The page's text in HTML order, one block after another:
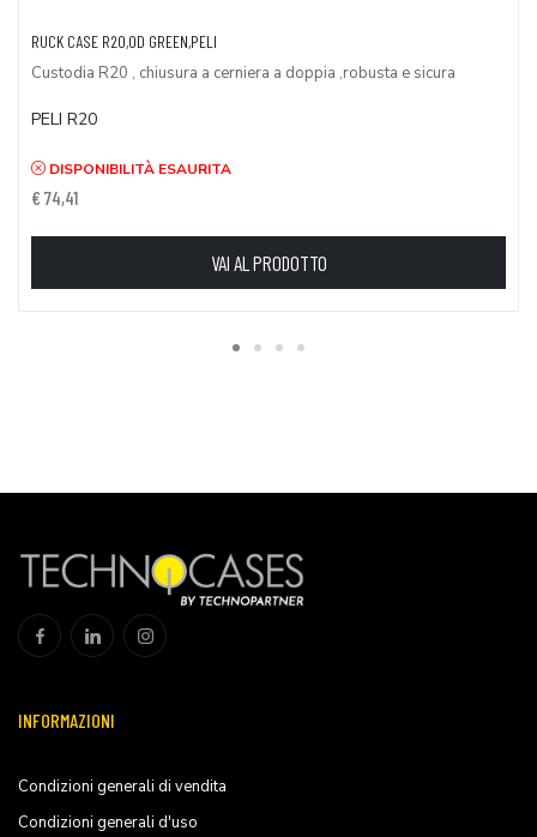
RUCK CASE R20,OD GREEN,PELI
Custodia R20 , chiusura a cerniera a doppia ,robusta e sicura
PELI R20
DISPONIBILITÀ ESAURITA
€ 74,41
VAI AL PRODOTTO
INFORMAZIONI
Condizioni generali di vendita
Condizioni generali d'uso